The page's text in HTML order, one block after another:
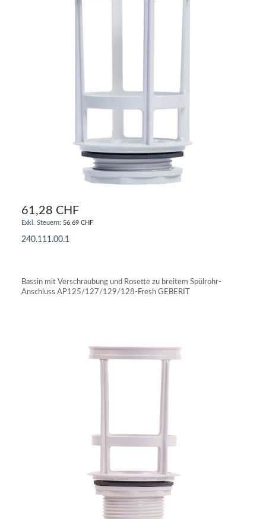
61,28 CHF
56,69 CHF
240.111.00.1
Bassin mit Verschraubung und Rosette zu breitem Spülrohr-
Anschluss AP125/127/129/128-Fresh GEBERIT